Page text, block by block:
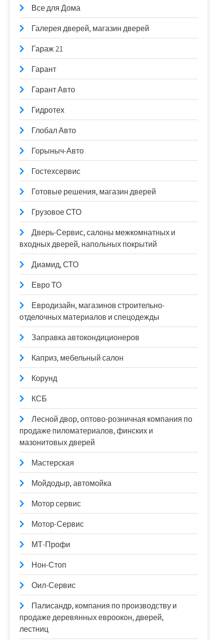
Все для Дома
Галерея дверей, магазин дверей
Гараж 21
Гарант
Гарант Авто
Гидротех
Глобал Авто
Горыныч-Авто
Гостехсервис
Готовые решения, магазин дверей
Грузовое СТО
Дверь-Сервис, салоны межкомнатных и
входных дверей, напольных покрытий
Диамид, СТО
Евро ТО
Евродизайн, магазинов строительно-
отделочных материалов и спецодежды
Заправка автокондиционеров
Каприз, мебельный салон
Корунд
КСБ
Лесной двор, оптово-розничная компания по
продаже пиломатериалов, финских и
мазонитовых дверей
Мастерская
Мойдодыр, автомойка
Мотор сервис
Мотор-Сервис
МТ-Профи
Нон-Стоп
Оил-Сервис
Палисандр, компания по производству и
продаже деревянных евроокон, дверей,
лестниц